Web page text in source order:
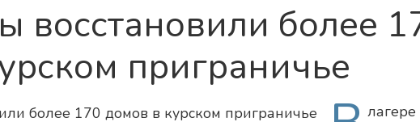
восстановили более
приграничье